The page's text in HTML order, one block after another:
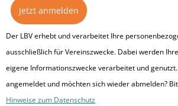
Jetzt anmelden
Der LBV erhebt und verarbeitet Ihre
ausschließlich für Vereinszwecke. Dabei werden
eigene Informationszwecke verarbeitet und genutzt.
angemeldet und möchten sich wieder abmelden?
Hinweise zum Datenschutz